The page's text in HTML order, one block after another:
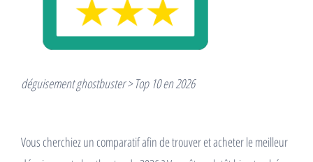
déguisement ghostbuster > Top 10 en 2026
Vous cherchiez un comparatif afin de trouver et acheter le meilleur